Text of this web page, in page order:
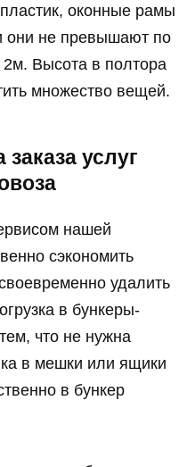
оконные рамы
они не превышают по
Высота в полтора
множество вещей.
услуг
нашей
сэкономить
удалить
в бункеры-
что не нужна
в мешки или ящики
в бункер